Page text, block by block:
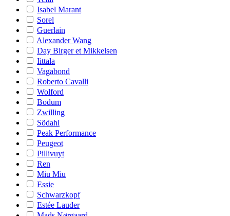
Isabel Marant
Sorel
Guerlain
Alexander Wang
Day Birger et Mikkelsen
Iittala
Vagabond
Roberto Cavalli
Wolford
Bodum
Zwilling
Södahl
Peak Performance
Peugeot
Pillivuyt
Ren
Miu Miu
Essie
Schwarzkopf
Estée Lauder